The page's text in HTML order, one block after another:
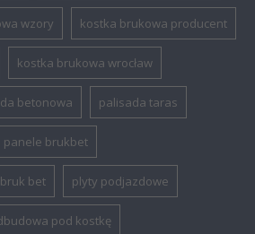
wzory kostka brukowa producent
kostka brukowa wrocław
betonowa palisada taras
panele brukbet
bet plyty podjazdowe
pod kostkę